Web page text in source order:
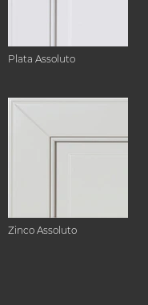
Plata Assoluto
Zinco Assoluto